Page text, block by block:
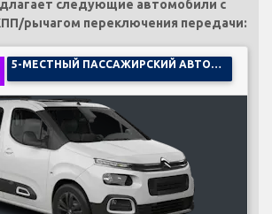
следующие автомобили с
рычагом переключения передачи: